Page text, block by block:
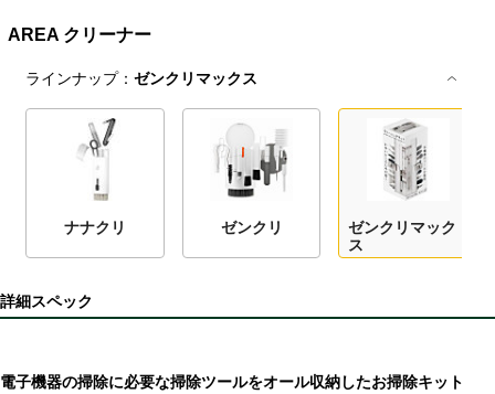
AREA クリーナー
ラインナップ：ゼンクリマックス
ナナクリ ゼンクリ
ゼンクリマック
ス
詳細スペック
電子機器の掃除に必要な掃除ツールをオール収納したお掃除キット